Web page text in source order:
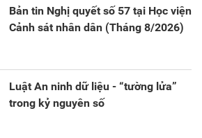
Bản tin Nghị quyết số 57 tại Học viện
Cảnh sát nhân dân (Tháng 8/2026)
Luật An ninh dữ liệu - “tường lửa”
trong kỷ nguyên số